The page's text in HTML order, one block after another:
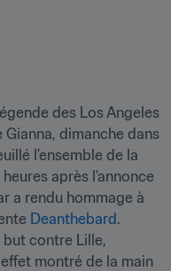
des Los Angeles
Gianna, dimanche dans
l'ensemble de la
après l'annonce
a rendu hommage à
Deanthebard .
contre Lille,
montré de la main